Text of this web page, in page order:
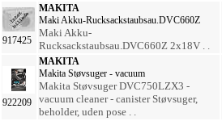
917425
MAKITA
Maki Akku-Rucksackstaubsau.DVC660Z
Maki Akku-
Rucksackstaubsau.DVC660Z 2x18V . .
922209
MAKITA
Makita Støvsuger - vacuum
Makita Støvsuger DVC750LZX3 -
vacuum cleaner - canister Støvsuger,
beholder, uden pose . .